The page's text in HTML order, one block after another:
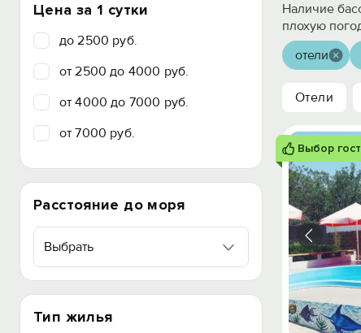
Цена за 1 сутки
до 2500 руб.
от 2500 до 4000 руб.
от 4000 до 7000 руб.
от 7000 руб.
Расстояние до моря
Выбрать
Тип жилья
Наличие
плохую
отели
Отели
Выбор